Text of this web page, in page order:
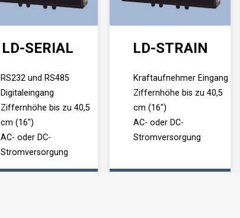
LD-SERIAL
RS232 und RS485
Digitaleingang
Ziffernhöhe bis zu 40,5
cm (16")
AC- oder DC-
Stromversorgung
LD-STRAIN
Kraftaufnehmer Eingang
Ziffernhöhe bis zu 40,5
cm (16")
AC- oder DC-
Stromversorgung